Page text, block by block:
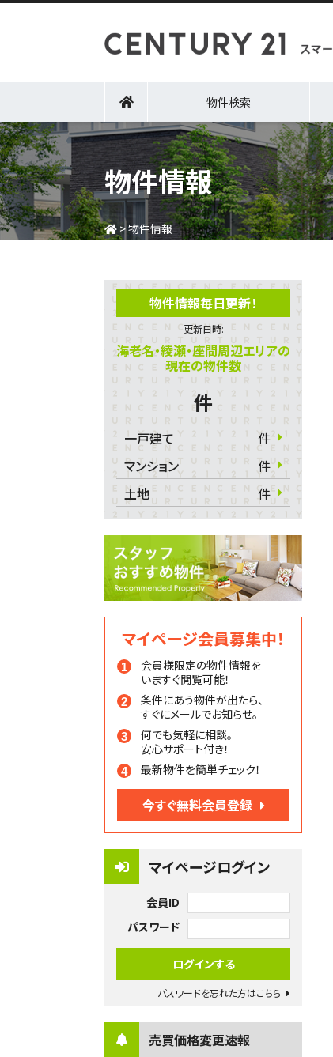
物件検索
物件情報
>物件情報
物件情報毎日更新！
更新日時:
海老名・綾瀬・座間周辺エリアの
現在の物件数
件
一戸建て
件
マンション
件
土地
件
マイページ会員募集中！
会員様限定の物件情報を
いますぐ閲覧可能！
条件にあう物件が出たら、
すぐにメールでお知らせ。
何でも気軽に相談。
安心サポート付き！
最新物件を簡単チェック！
今すぐ無料会員登録
マイページログイン
会員ID
パスワード
パスワードを忘れた方はこちら
売買価格変更速報